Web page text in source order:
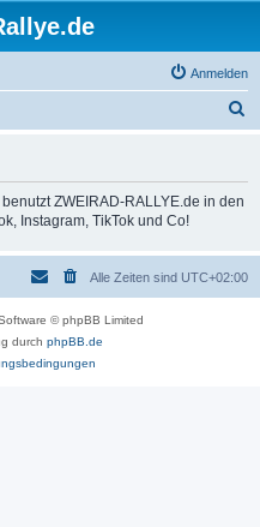
Anmelden
ZWEIRAD-RALLYE.de in den
Instagram, TikTok und Co!
Alle Zeiten sind UTC+02:00
© phpBB Limited
durch phpBB.de